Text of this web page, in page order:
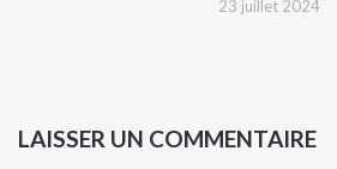
23 juillet 2024
LAISSER UN COMMENTAIRE